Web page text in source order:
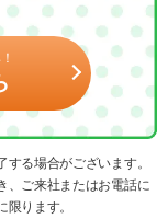
る場合がございます。
、ご来社またはお電話に
ります。